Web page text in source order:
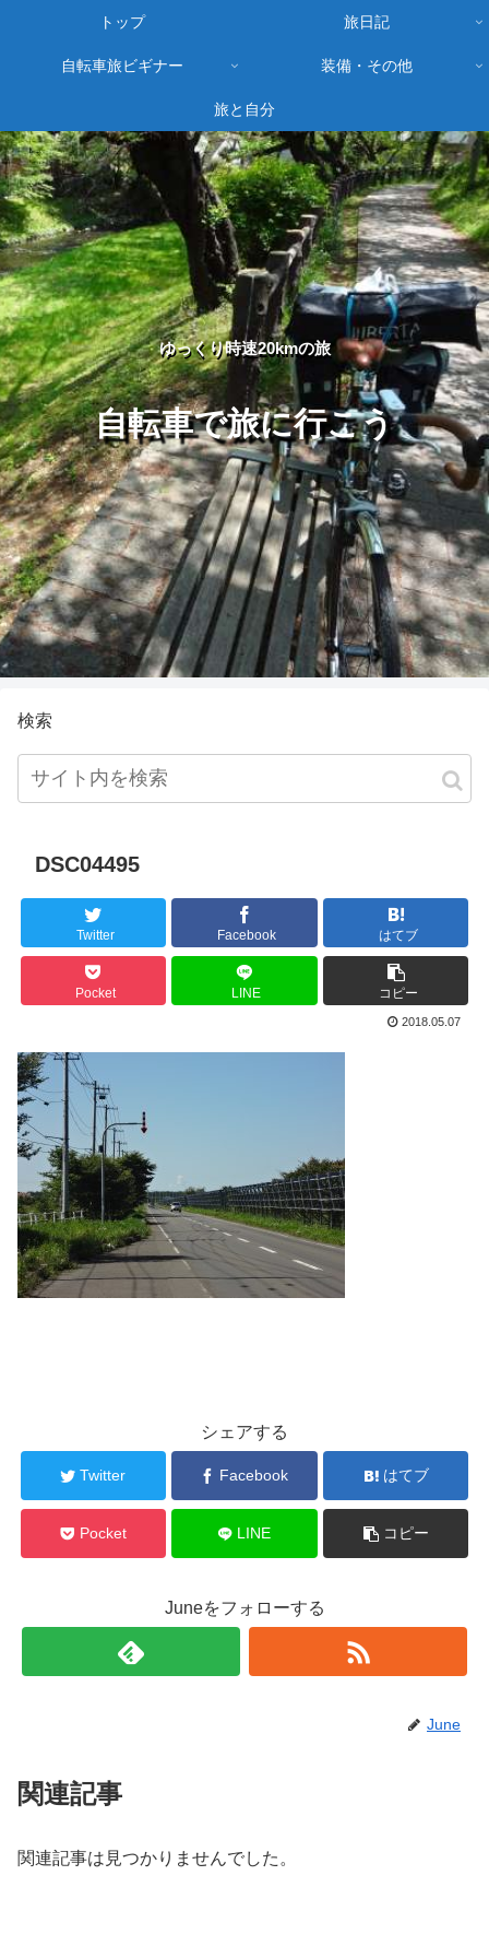
ゆっくり時速20kmの旅
自転車で旅に行こう
トップ 旅日記
自転車旅ビギナー 装備・その他
旅と自分
検索
DSC04495
Twitter Facebook はてブ
Pocket LINE コピー
2018.05.07
シェアする
Twitter Facebook はてブ
Pocket LINE コピー
Juneをフォローする
June
関連記事
関連記事は見つかりませんでした。